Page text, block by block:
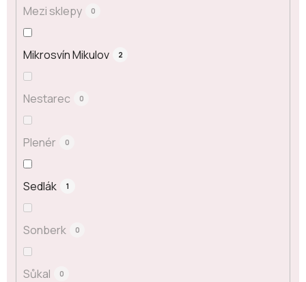
Mezi sklepy 0
Mikrosvín Mikulov 2
Nestarec 0
Plenér 0
Sedlák 1
Sonberk 0
Sůkal 0